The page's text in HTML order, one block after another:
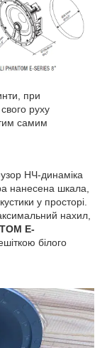
при
руху
самим
НЧ-динаміка
нанесена шкала,
у просторі.
нахил,
E-
білого